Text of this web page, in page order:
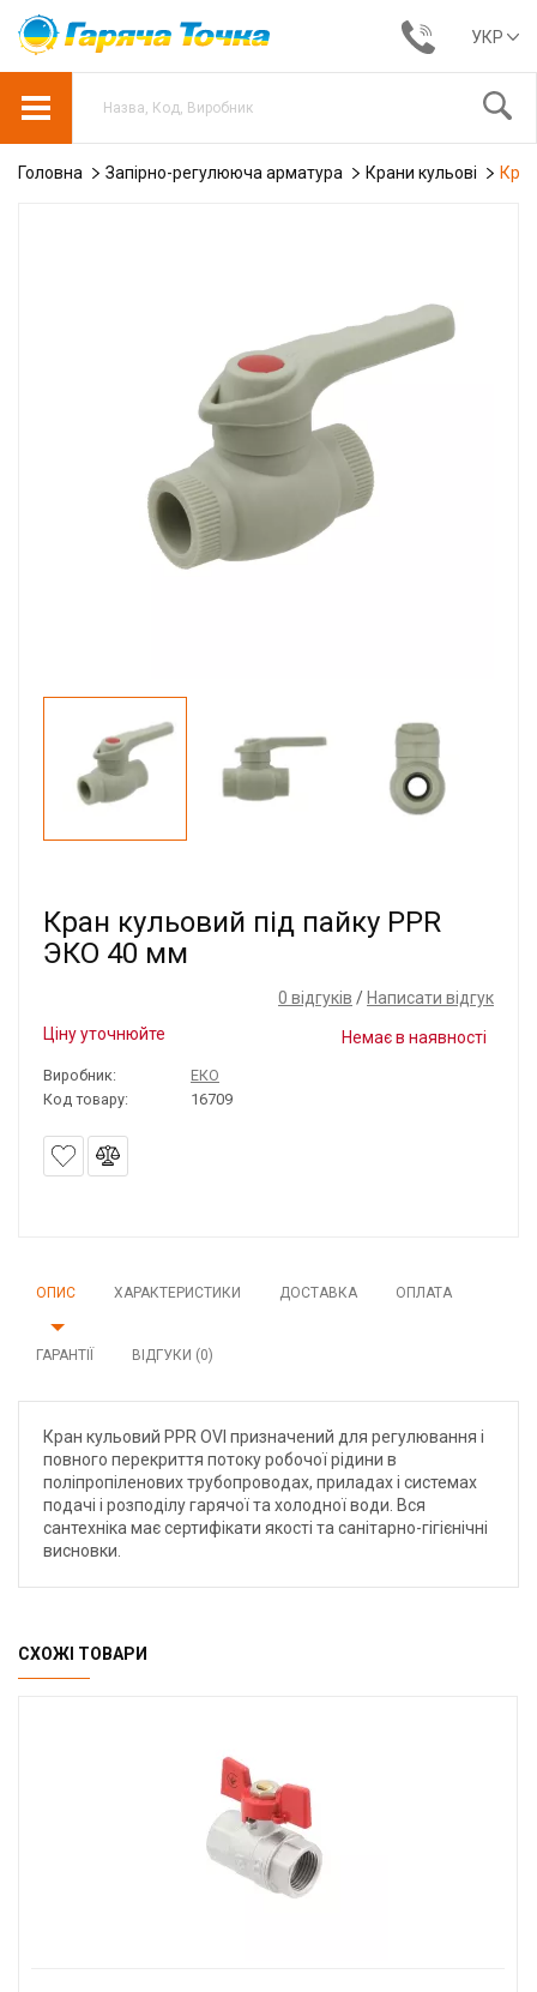
УКР
Головна Запірно-регулююча арматура Крани кульові
Кран кульовий під пайку PPR
ЭКО 40 мм
0 відгуків / Написати відгук
Ціну уточнюйте
Немає в наявності
Виробник:
ЕКО
Код товару:
16709
ОПИС ХАРАКТЕРИСТИКИ ДОСТАВКА ОПЛАТА
ГАРАНТІЇ ВІДГУКИ (0)
Кран кульовий PPR OVI призначений для регулювання і
повного перекриття потоку робочої рідини в
поліпропіленових трубопроводах, приладах і системах
подачі і розподілу гарячої та холодної води. Вся
сантехніка має сертифікати якості та санітарно-гігієнічні
висновки.
СХОЖІ ТОВАРИ